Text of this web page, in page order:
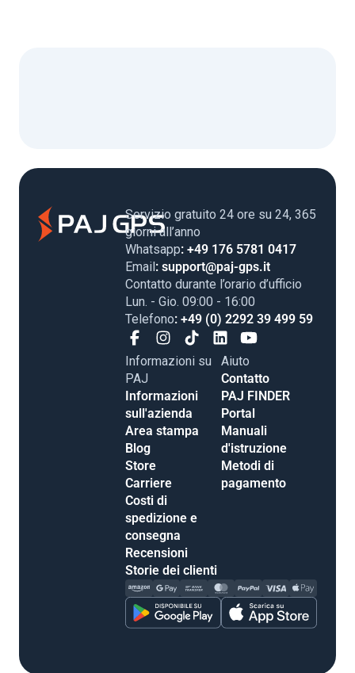
Servizio gratuito 24 ore su 24, 365
giorni all’anno
Whatsapp: +49 176 5781 0417
Email: support@paj-gps.it
Contatto durante l’orario d’ufficio
Lun. - Gio. 09:00 - 16:00
Telefono: +49 (0) 2292 39 499 59
Informazioni su
PAJ
Informazioni
sull'azienda
Area stampa
Blog
Store
Carriere
Costi di
spedizione e
consegna
Recensioni
Storie dei clienti
Aiuto
Contatto
PAJ FINDER
Portal
Manuali
d'istruzione
Metodi di
pagamento